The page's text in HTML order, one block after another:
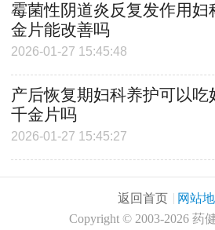
霉菌性阴道炎反复发作用妇
金片能改善吗
2026-01-27 15:45:48
产后恢复期妇科养护可以吃
千金片吗
2026-01-27 15:45:27
返回首页
网站
Copyright ©2003-2026 药